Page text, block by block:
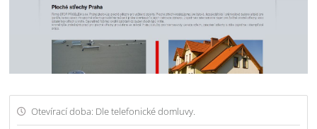
Otevírací doba: Dle telefonické domluvy.